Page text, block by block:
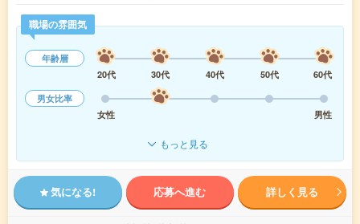
職場の雰囲気
年齢層
20代
30代 40代 50代
60代
男女比率
女性
男性
もっと見る
気になる! 応募へ進む 詳しく見る